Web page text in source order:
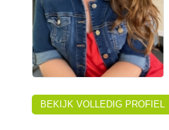
BEKIJK VOLLEDIG PROFIEL